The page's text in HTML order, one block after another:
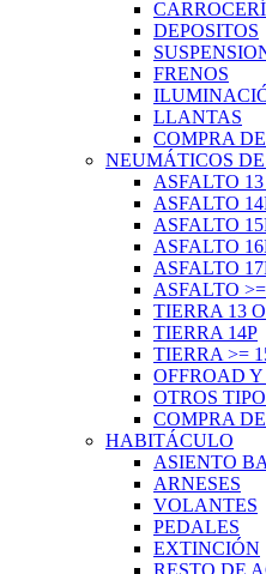
DEPOSITOS
FRENOS
LLANTAS
COMPRA
NEUMÁTICOS
ASFALTO
ASFALTO
ASFALTO
ASFALTO
ASFALTO
ASFALTO
TIERRA 13
TIERRA 14P
TIERRA >=
OFFROAD
OTROS
COMPRA
HABITÁCULO
ASIENTO
ARNESES
VOLANTES
PEDALES
EXTINCIÓN
RESTO DE